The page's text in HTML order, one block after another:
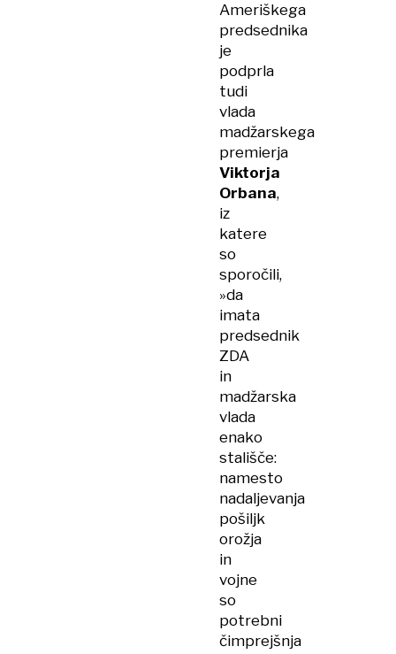
Ameriškega
predsednika
je
podprla
tudi
vlada
madžarskega
premierja
Viktorja
Orbana,
iz
katere
so
sporočili,
»da
imata
predsednik
ZDA
in
madžarska
vlada
enako
stališče:
namesto
nadaljevanja
pošiljk
orožja
in
vojne
so
potrebni
čimprejšnja